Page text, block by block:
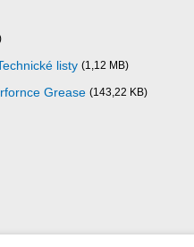
listy (1,12 MB)
Grease (143,22 KB)